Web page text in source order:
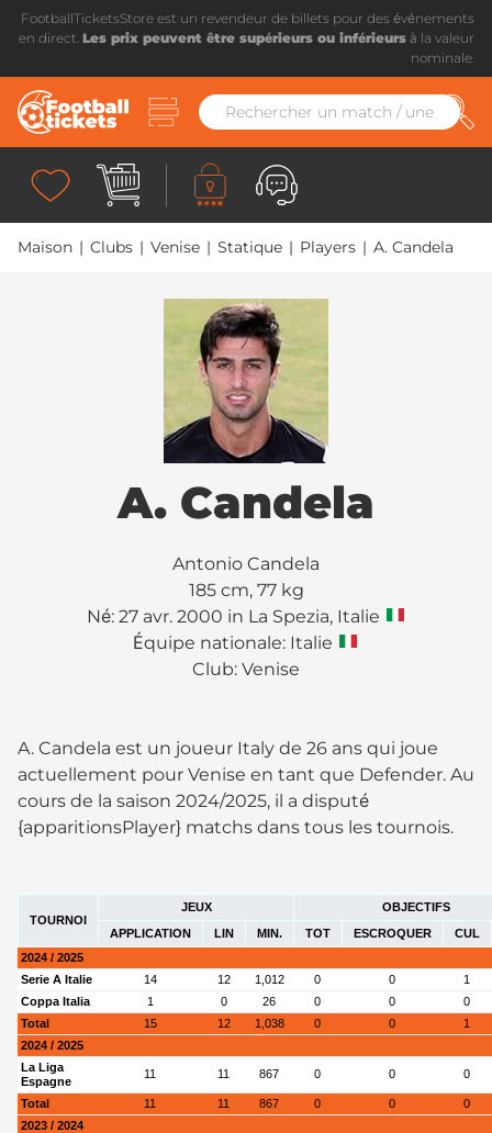
FootballTicketsStore est un revendeur de billets pour des événements
en direct. Les prix peuvent être supérieurs ou inférieurs à la valeur
nominale.
Maison | Clubs | Venise | Statique | Players | A. Candela
A. Candela
Antonio Candela
185 cm, 77 kg
Né: 27 avr. 2000 in La Spezia, Italie
Équipe nationale: Italie
Club: Venise
A. Candela est un joueur Italy de 26 ans qui joue
actuellement pour Venise en tant que Defender. Au
cours de la saison 2024/2025, il a disputé
{apparitionsPlayer} matchs dans tous les tournois.
TOURNOI
JEUX
OBJECTIFS
APPLICATION
LIN MIN. TOT ESCROQUER
CUL
2024 / 2025
Serie A Italie
14 12 1,012 0 0
1
Coppa Italia
1 0 26 0 0
0
Total
15 12 1,038 0 0
1
2024 / 2025
La Liga
Espagne
11 11 867 0 0 0
Total 11 11 867 0 0
0
2023 / 2024